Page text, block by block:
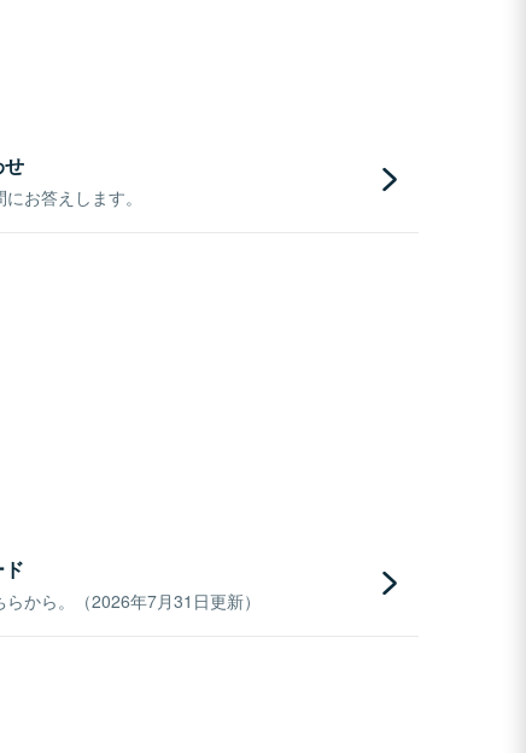
せ
お答えします。
から。（2026年7月31日更新）